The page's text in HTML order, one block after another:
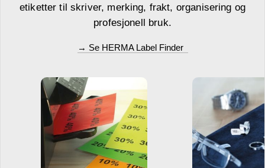
etiketter til skriver, merking, frakt, organisering og
profesjonell bruk.
→ Se HERMA Label Finder